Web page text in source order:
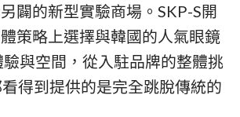
闢的新型實驗商場。SKP-S開
策略上選擇與韓國的人氣眼鏡
與空間，從入駐品牌的整體挑
得到提供的是完全跳脫傳統的